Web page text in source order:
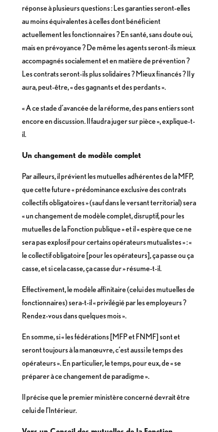
réponse à plusieurs questions : Les garanties seront-elles
au moins équivalentes à celles dont bénéficient
actuellement les fonctionnaires ? En santé, sans doute oui,
mais en prévoyance ? De même les agents seront-ils mieux
accompagnés socialement et en matière de prévention ?
Les contrats seront-ils plus solidaires ? Mieux financés ? Il y
aura, peut-être, « des gagnants et des perdants ».
« A ce stade d’avancée de la réforme, des pans entiers sont
encore en discussion. Il faudra juger sur pièce », explique-t-
il.
Un changement de modèle complet
Par ailleurs, il prévient les mutuelles adhérentes de la MFP,
que cette future « prédominance exclusive des contrats
collectifs obligatoires » (sauf dans le versant territorial) sera
« un changement de modèle complet, disruptif, pour les
mutuelles de la Fonction publique » et il « espère que ce ne
sera pas explosif pour certains opérateurs mutualistes » : «
le collectif obligatoire [pour les opérateurs], ça passe ou ça
casse, et si cela casse, ça casse dur » résume-t-il.
Effectivement, le modèle affinitaire (celui des mutuelles de
fonctionnaires) sera-t-il « privilégié par les employeurs ?
Rendez-vous dans quelques mois ».
En somme, si « les fédérations [MFP et FNMF] sont et
seront toujours à la manœuvre, c’est aussi le temps des
opérateurs ». En particulier, le temps, pour eux, de « se
préparer à ce changement de paradigme ».
Il précise que le premier ministère concerné devrait être
celui de l’Intérieur.